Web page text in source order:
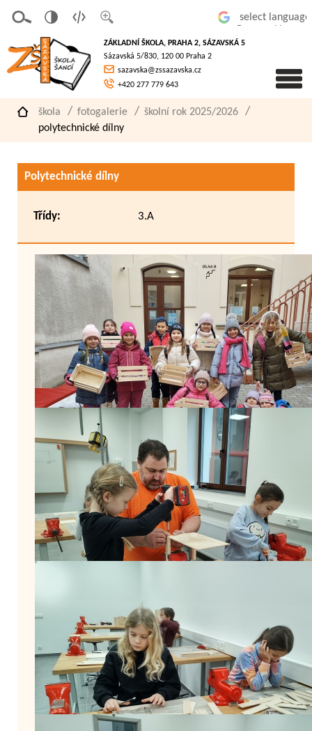
písmo
á
verze
pro
slaboz
raké
ZÁKLADNÍ ŠKOLA, PRAHA 2, SÁZAVSKÁ 5
Sázavská 5/830, 120 00 Praha 2
sazavska@zssazavska.cz
+420 277 779 643
škola fotogalerie
školní rok 2025/2026
polytechnické dílny
Polytechnické dílny
Třídy: 3.A